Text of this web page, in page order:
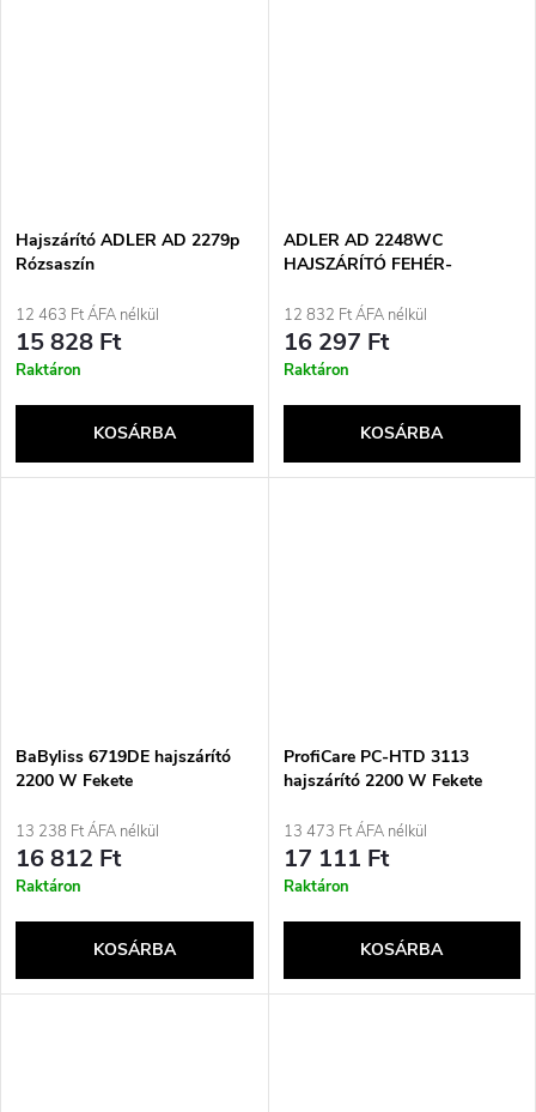
Hajszárító ADLER AD 2279p
Rózsaszín
12 463 Ft ÁFA nélkül
15 828 Ft
Raktáron
KOSÁRBA
ADLER AD 2248WC
HAJSZÁRÍTÓ FEHÉR-
12 832 Ft ÁFA nélkül
16 297 Ft
Raktáron
KOSÁRBA
BaByliss 6719DE hajszárító
2200 W Fekete
13 238 Ft ÁFA nélkül
16 812 Ft
Raktáron
KOSÁRBA
ProfiCare PC-HTD 3113
hajszárító 2200 W Fekete
13 473 Ft ÁFA nélkül
17 111 Ft
Raktáron
KOSÁRBA